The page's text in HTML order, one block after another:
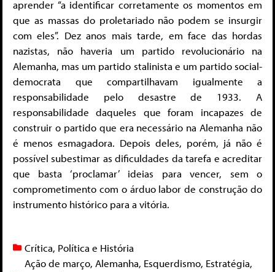
aprender “a identificar corretamente os momentos em
que as massas do proletariado não podem se insurgir
com eles”. Dez anos mais tarde, em face das hordas
nazistas, não haveria um partido revolucionário na
Alemanha, mas um partido stalinista e um partido social-
democrata que compartilhavam igualmente a
responsabilidade pelo desastre de 1933. A
responsabilidade daqueles que foram incapazes de
construir o partido que era necessário na Alemanha não
é menos esmagadora. Depois deles, porém, já não é
possível subestimar as dificuldades da tarefa e acreditar
que basta ‘proclamar’ ideias para vencer, sem o
comprometimento com o árduo labor de construção do
instrumento histórico para a vitória.
Crítica, Política e História
Ação de março, Alemanha, Esquerdismo, Estratégia,